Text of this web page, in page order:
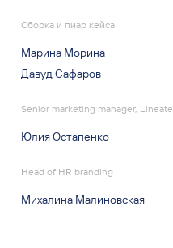
Сборка и пиар кейса
Марина Морина
Давуд Сафаров
Senior marketing manager, Lineate
Юлия Остапенко
Head of HR branding
Михалина Малиновская